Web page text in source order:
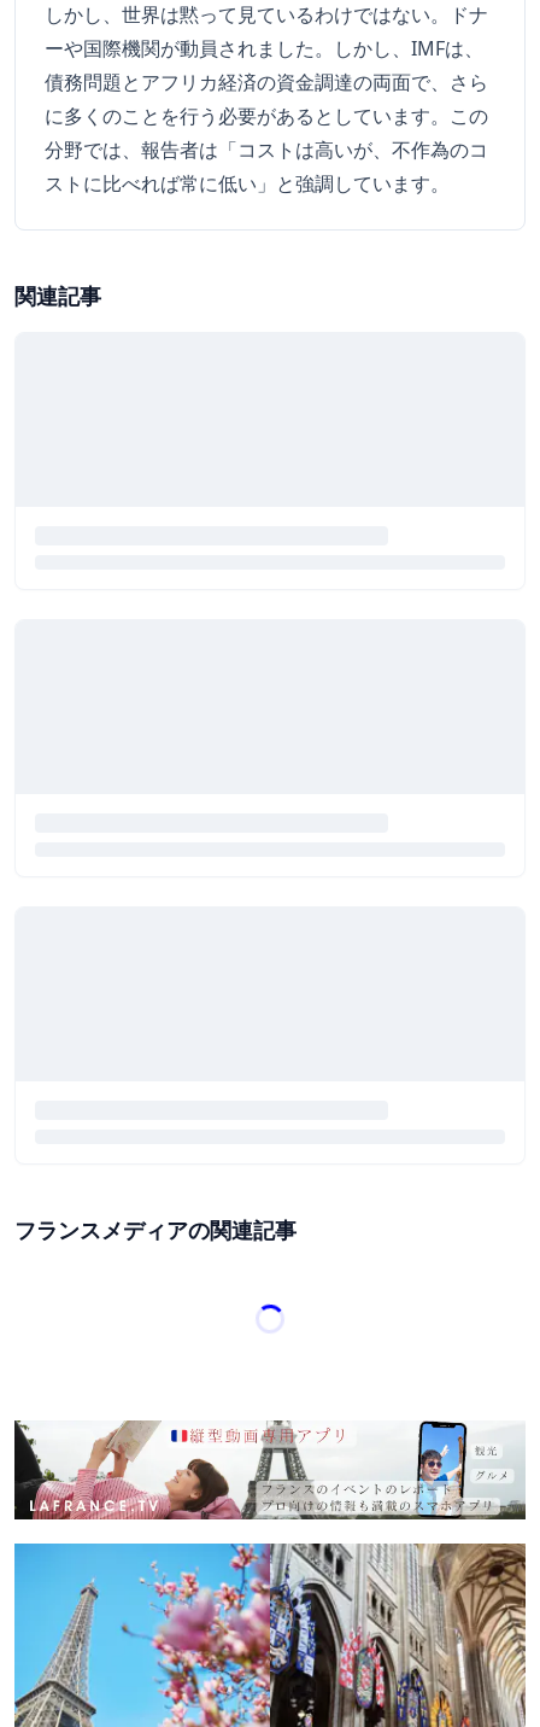
しかし、世界は黙って見ているわけではない。ドナ
ーや国際機関が動員されました。しかし、IMFは、
債務問題とアフリカ経済の資金調達の両面で、さら
に多くのことを行う必要があるとしています。この
分野では、報告者は「コストは高いが、不作為のコ
ストに比べれば常に低い」と強調しています。
関連記事
フランスメディアの関連記事